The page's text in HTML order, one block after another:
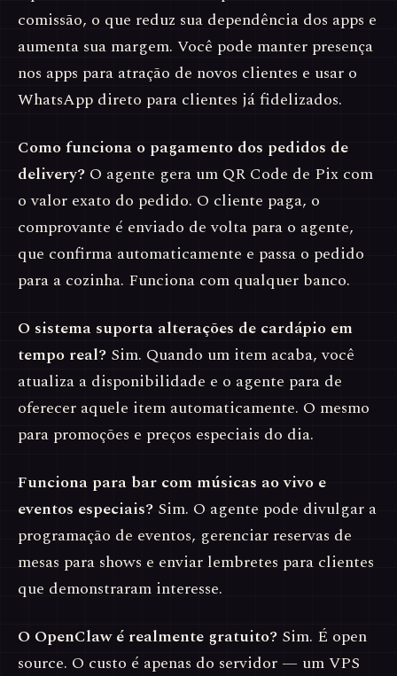
comissão, o que reduz sua dependência dos apps e
aumenta sua margem. Você pode manter presença
nos apps para atração de novos clientes e usar o
WhatsApp direto para clientes já fidelizados.
Como funciona o pagamento dos pedidos de
delivery? O agente gera um QR Code de Pix com
o valor exato do pedido. O cliente paga, o
comprovante é enviado de volta para o agente,
que confirma automaticamente e passa o pedido
para a cozinha. Funciona com qualquer banco.
O sistema suporta alterações de cardápio em
tempo real? Sim. Quando um item acaba, você
atualiza a disponibilidade e o agente para de
oferecer aquele item automaticamente. O mesmo
para promoções e preços especiais do dia.
Funciona para bar com músicas ao vivo e
eventos especiais? Sim. O agente pode divulgar a
programação de eventos, gerenciar reservas de
mesas para shows e enviar lembretes para clientes
que demonstraram interesse.
O OpenClaw é realmente gratuito? Sim. É open
source. O custo é apenas do servidor — um VPS